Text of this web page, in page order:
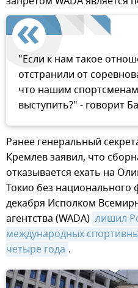
"Если к нам такое
отстранили от
что нашим
выступить?" - говорит
Ранее генеральный
Кремлев заявил, что
отказывается ехать на
Токио без национального
декабря Исполком
агентства (WADA) лишил
международных
четыре года .